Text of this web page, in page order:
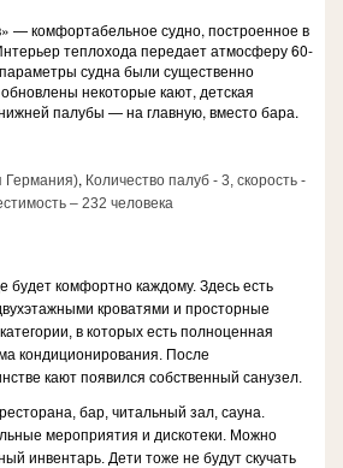
— комфортабельное судно, построенное в
теплохода передает атмосферу 60-
параметры судна были существенно
некоторые кают, детская
палубы — на главную, вместо бара.
Германия), Количество палуб - 3, скорость -
– 232 человека
будет комфортно каждому. Здесь есть
кроватями и просторные
в которых есть полноценная
кондиционирования. После
кают появился собственный санузел.
бар, читальный зал, сауна.
мероприятия и дискотеки. Можно
инвентарь. Дети тоже не будут скучать